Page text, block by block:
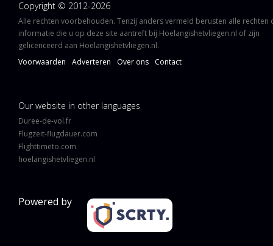
Copyright © 2012-2026
Alle rechten voorbehouden. Tenzij anders vermeld berusten alle rechten
informatie die u op deze site aantreft bij Hoelangishetvliegen.nl of zijn
gelicenceerd aan Hoelangishetvliegen.nl.
Voorwaarden
Adverteren Over ons Contact
Our website in other languages
Duree-de-vol.fr
Flugzeit-flugdauer.com
Flighttimeto.com
hoelangishetvliegen.nl
Powered by